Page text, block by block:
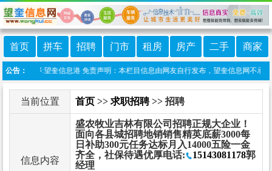
首页 拼车 招聘 门市 租房 房产 二手 商家
公告：
信小程序:望奎信息港 免责声明：本栏目信息由网友自行发布，望奎信息网不承
当前位置 首页 >> 求职招聘>> 招聘
信息内容
盛农牧业吉林有限公司招聘正规大企业！
面向各县城招聘地销销售精英底薪3000每
日补助300元任务达标月入14000五险一金
齐全，社保待遇优厚电话:
15143081178郭
经理